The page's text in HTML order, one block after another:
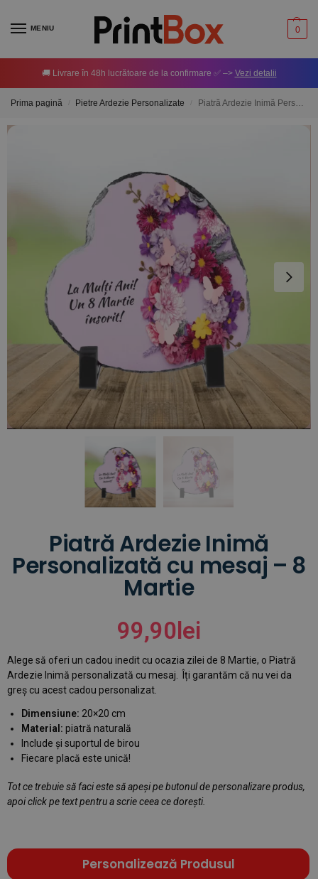
MENIU 0
🚚 Livrare în 48h lucrătoare de la confirmare ✅ –> Vezi detalii
Prima pagină Pietre Ardezie Personalizate Piatră Ardezie Inimă Personalizată cu mesaj – 8 Martie
Piatră Ardezie Inimă
Personalizată cu mesaj – 8
Martie
99,90lei
Alege să oferi un cadou inedit cu ocazia zilei de 8 Martie, o Piatră
Ardezie Inimă personalizată cu mesaj. Îți garantăm că nu vei da
greș cu acest cadou personalizat.
Dimensiune: 20×20 cm
Material: piatră naturală
Include și suportul de birou
Fiecare placă este unică!
Tot ce trebuie să faci este să apeși pe butonul de personalizare produs,
apoi click pe text pentru a scrie ceea ce dorești.
Personalizează Produsul